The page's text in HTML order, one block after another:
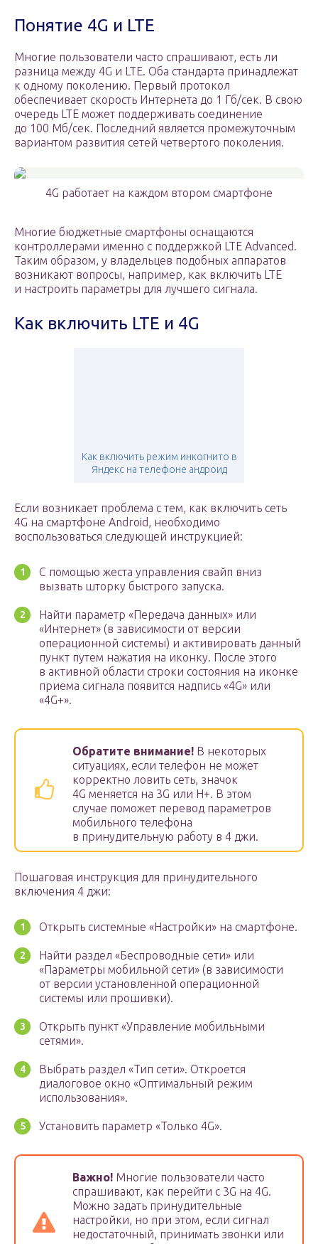
Понятие 4G и LTE
Многие пользователи часто спрашивают, есть ли
разница между 4G и LTE. Оба стандарта принадлежат
к одному поколению. Первый протокол
обеспечивает скорость Интернета до 1 Гб/сек. В свою
очередь LTE может поддерживать соединение
до 100 Мб/сек. Последний является промежуточным
вариантом развития сетей четвертого поколения.
4G работает на каждом втором смартфоне
Многие бюджетные смартфоны оснащаются
контроллерами именно с поддержкой LTE Advanced.
Таким образом, у владельцев подобных аппаратов
возникают вопросы, например, как включить LTE
и настроить параметры для лучшего сигнала.
Как включить LTE и 4G
Как включить режим инкогнито в
Яндекс на телефоне андроид
Если возникает проблема с тем, как включить сеть
4G на смартфоне Android, необходимо
воспользоваться следующей инструкцией:
С помощью жеста управления свайп вниз
вызвать шторку быстрого запуска.
Найти параметр «Передача данных» или
«Интернет» (в зависимости от версии
операционной системы) и активировать данный
пункт путем нажатия на иконку. После этого
в активной области строки состояния на иконке
приема сигнала появится надпись «4G» или
«4G+».
Обратите внимание! В некоторых
ситуациях, если телефон не может
корректно ловить сеть, значок
4G меняется на 3G или H+. В этом
случае поможет перевод параметров
мобильного телефона
в принудительную работу в 4 джи.
Пошаговая инструкция для принудительного
включения 4 джи:
Открыть системные «Настройки» на смартфоне.
Найти раздел «Беспроводные сети» или
«Параметры мобильной сети» (в зависимости
от версии установленной операционной
системы или прошивки).
Открыть пункт «Управление мобильными
сетями».
Выбрать раздел «Тип сети». Откроется
диалоговое окно «Оптимальный режим
использования».
Установить параметр «Только 4G».
Важно! Многие пользователи часто
спрашивают, как перейти с 3G на 4G.
Можно задать принудительные
настройки, но при этом, если сигнал
недостаточный, принимать звонки или